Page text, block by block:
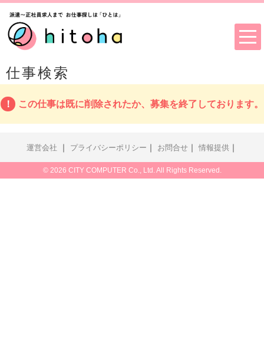
仕事検索
この仕事は既に削除されたか、募集を終了しております。
運営会社 ｜ プライバシーポリシー ｜ お問合せ ｜ 情報提供 ｜
© 2026 CITY COMPUTER Co., Ltd. All Rights Reserved.